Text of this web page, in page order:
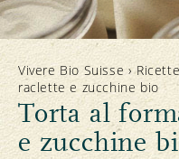
Vivere Bio Suisse ›
raclette e zucchine bio
Torta al
e zucchine